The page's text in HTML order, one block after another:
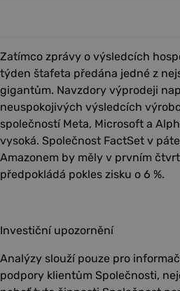
Zatímco zprávy o výsledcích
týden štafeta předána jedné z
gigantům. Navzdory výprodeji
neuspokojivých výsledcích
společností Meta, Microsoft a
vysoká. Společnost FactSet v
Amazonem by měly v prvním
předpokládá pokles zisku o 6 %.
Investiční upozornění
Analýzy slouží pouze pro
podpory klientům Společnosti,